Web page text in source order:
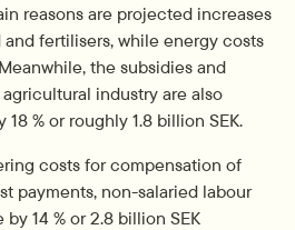
reasons are projected increases
fertilisers, while energy costs
the subsidies and
industry are also
% or roughly 1.8 billion SEK.
costs for compensation of
payments, non-salaried labour
14 % or 2.8 billion SEK